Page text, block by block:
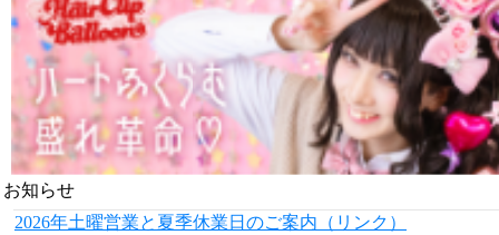
お知らせ
2026年土曜営業と夏季休業日のご案内（リンク）